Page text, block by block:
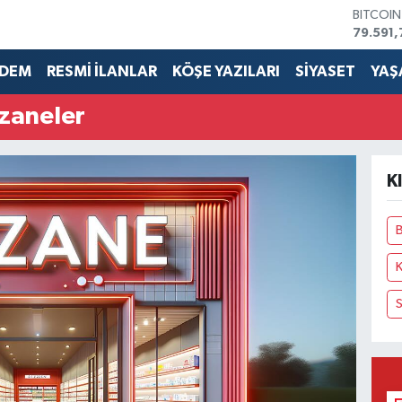
BITCOIN
DOLAR
G.ALTIN
RESMİ İLANLAR KÖŞE YAZILARI SİYASET